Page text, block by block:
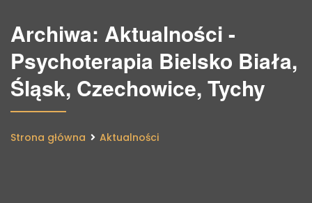
Archiwa: Aktualności -
Psychoterapia Bielsko Biała,
Śląsk, Czechowice, Tychy
Strona główna Aktualności